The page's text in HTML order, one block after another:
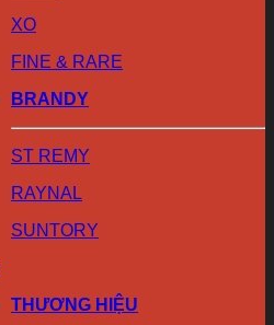
XO
FINE & RARE
BRANDY
ST REMY
RAYNAL
SUNTORY
THƯƠNG HIỆU